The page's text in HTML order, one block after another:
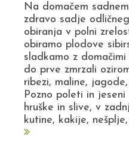
Na domačem
zdravo sadje
obiranja v polni
obiramo plodove
sladkamo z
do prve zmrzali
ribezi, maline,
Pozno poleti in
hruške in slive, v
kutine, kakije,